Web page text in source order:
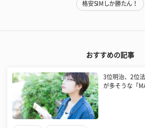
格安SIMしか勝たん！
おすすめの記事
3位明治、2位
が多そうな「